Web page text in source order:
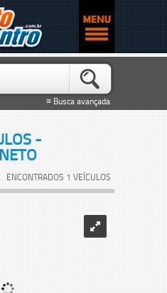
≡ Busca avançada
-
ENCONTRADOS 1 VEÍCULOS